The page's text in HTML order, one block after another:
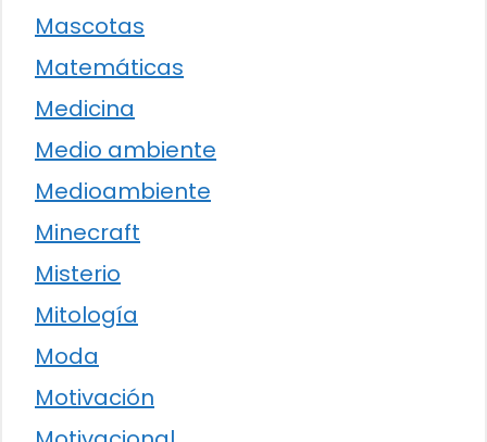
Mascotas
Matemáticas
Medicina
Medio ambiente
Medioambiente
Minecraft
Misterio
Mitología
Moda
Motivación